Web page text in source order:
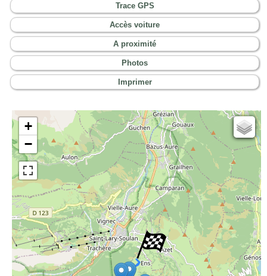
Trace GPS
Accès voiture
A proximité
Photos
Imprimer
+
−
Cartes IGN
Open Topo Map
Open Street Map
ESRI Word Imagery
Photographies aériennes